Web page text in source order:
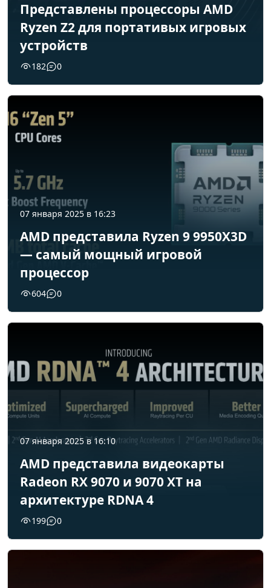
Представлены процессоры AMD
Ryzen Z2 для портативых игровых
устройств
182 0
07 января 2025 в 16:23
AMD представила Ryzen 9 9950X3D
— самый мощный игровой
процессор
604 0
07 января 2025 в 16:10
AMD представила видеокарты
Radeon RX 9070 и 9070 XT на
архитектуре RDNA 4
199 0